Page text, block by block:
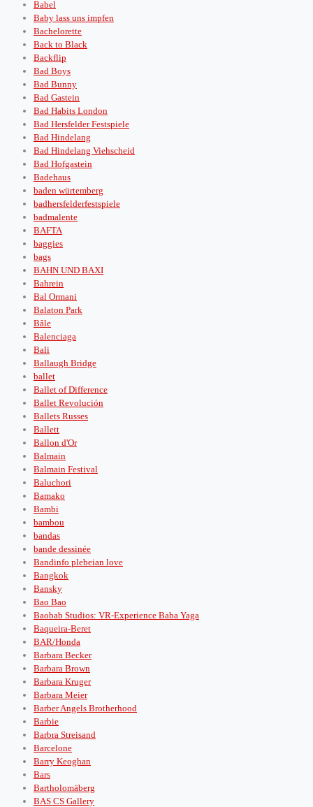
Babel
Baby lass uns impfen
Bachelorette
Back to Black
Backflip
Bad Boys
Bad Bunny
Bad Gastein
Bad Habits London
Bad Hersfelder Festspiele
Bad Hindelang
Bad Hindelang Viehscheid
Bad Hofgastein
Badehaus
baden würtemberg
badhersfelderfestspiele
badmalente
BAFTA
baggies
bags
BAHN UND BAXI
Bahrein
Bal Ormani
Balaton Park
Bâle
Balenciaga
Bali
Ballaugh Bridge
ballet
Ballet of Difference
Ballet Revolución
Ballets Russes
Ballett
Ballon d'Or
Balmain
Balmain Festival
Baluchori
Bamako
Bambi
bambou
bandas
bande dessinée
Bandinfo plebeian love
Bangkok
Bansky
Bao Bao
Baobab Studios: VR-Experience Baba Yaga
Baqueira-Beret
BAR/Honda
Barbara Becker
Barbara Brown
Barbara Kruger
Barbara Meier
Barber Angels Brotherhood
Barbie
Barbra Streisand
Barcelone
Barry Keoghan
Bars
Bartholomäberg
BAS CS Gallery